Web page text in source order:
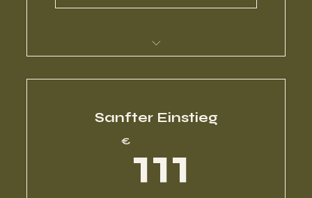
Sanfter Einstieg
€ 111